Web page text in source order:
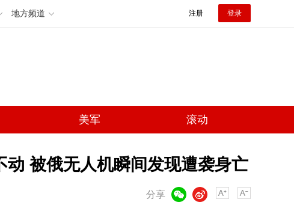
地方频道 注册 登录
美军 滚动
被俄无人机瞬间发现遭袭身亡
分享
微博